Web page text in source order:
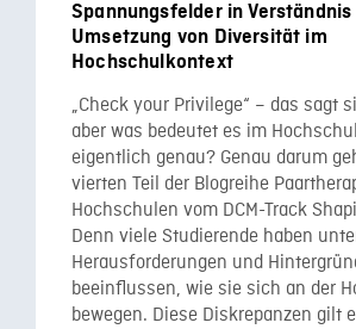
Spannungsfelder in Verständnis
Umsetzung von Diversität im
Hochschulkontext
„Check your Privilege“ – das sagt
aber was bedeutet es im
eigentlich genau? Genau darum
vierten Teil der Blogreihe
Hochschulen vom DCM-Track
Denn viele Studierende haben
Herausforderungen und
beeinflussen, wie sie sich an der
bewegen. Diese Diskrepanzen gilt